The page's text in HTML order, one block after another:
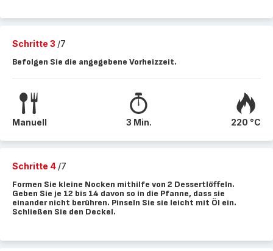
Schritte 3 /7
Befolgen Sie die angegebene Vorheizzeit.
Manuell 3 Min. 220 °C
Schritte 4 /7
Formen Sie kleine Nocken mithilfe von 2 Dessertlöffeln.
Geben Sie je 12 bis 14 davon so in die Pfanne, dass sie
einander nicht berühren. Pinseln Sie sie leicht mit Öl ein.
Schließen Sie den Deckel.